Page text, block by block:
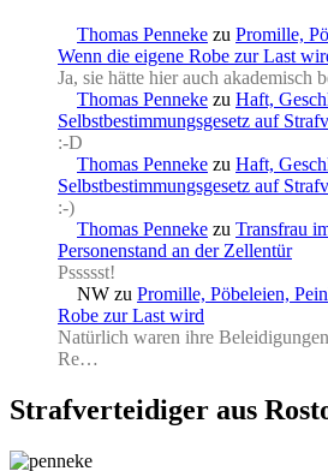
Thomas Penneke zu Promille,
Wenn die eigene Robe zur Last
Ja, sie hätte hier auch akademisch
Thomas Penneke zu Haft,
Selbstbestimmungsgesetz auf
:-D
Thomas Penneke zu Haft,
Selbstbestimmungsgesetz auf
:-)
Thomas Penneke zu Transfrau
Personenstand an der Zellentür
Pssssst!
NW zu Promille, Pöbeleien,
Robe zur Last wird
Natürlich waren ihre
Re…
Strafverteidiger aus